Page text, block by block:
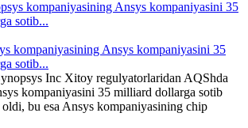
kompaniyasining Ansys kompaniyasini 35
sotib...
Inc Xitoy regulyatorlaridan AQShda
kompaniyasini 35 milliard dollarga sotib
bu esa Ansys kompaniyasining chip